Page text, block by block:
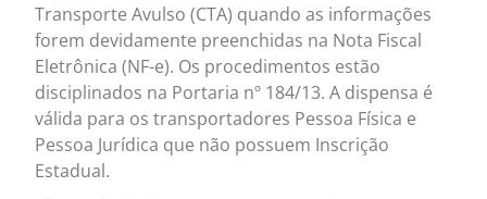
Transporte Avulso (CTA) quando as informações
forem devidamente preenchidas na Nota Fiscal
Eletrônica (NF-e). Os procedimentos estão
disciplinados na Portaria nº 184/13. A dispensa é
válida para os transportadores Pessoa Física e
Pessoa Jurídica que não possuem Inscrição
Estadual.